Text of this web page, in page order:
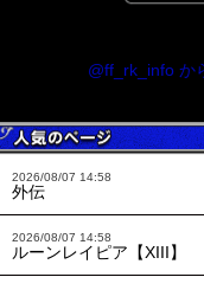
@ff_rk_info か
2026/08/07 14:58
外伝
2026/08/07 14:58
ルーンレイピア【XIII】